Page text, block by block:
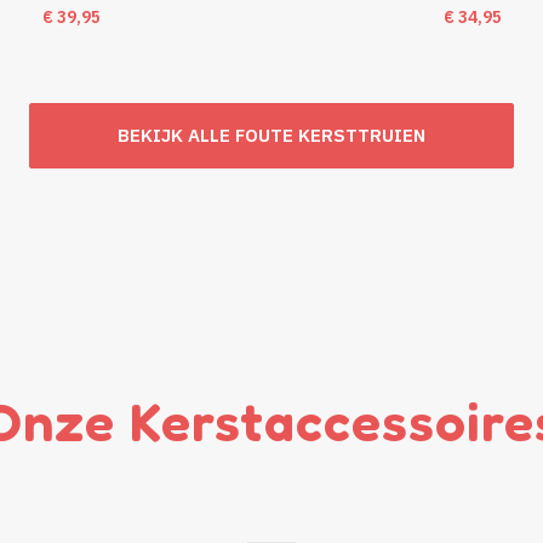
€39,95 €34,95
BEKIJK ALLE FOUTE KERSTTRUIEN